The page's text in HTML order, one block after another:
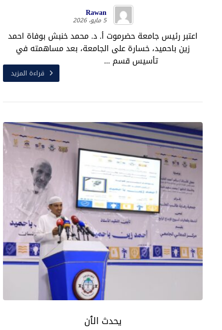
Rawan
5 مايو، 2026
اعتبر رئيس جامعة حضرموت أ. د. محمد خنبش بوفاة احمد
زين باحميد، خسارة على الجامعة، بعد مساهمته في
تأسيس قسم ...
قراءة المزيد
يحدث الٱن